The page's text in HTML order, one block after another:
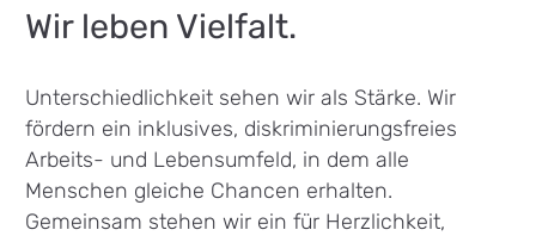
Wir leben Vielfalt.
Unterschiedlichkeit sehen wir als Stärke. Wir
fördern ein inklusives, diskriminierungsfreies
Arbeits- und Lebensumfeld, in dem alle
Menschen gleiche Chancen erhalten.
Gemeinsam stehen wir ein für Herzlichkeit,